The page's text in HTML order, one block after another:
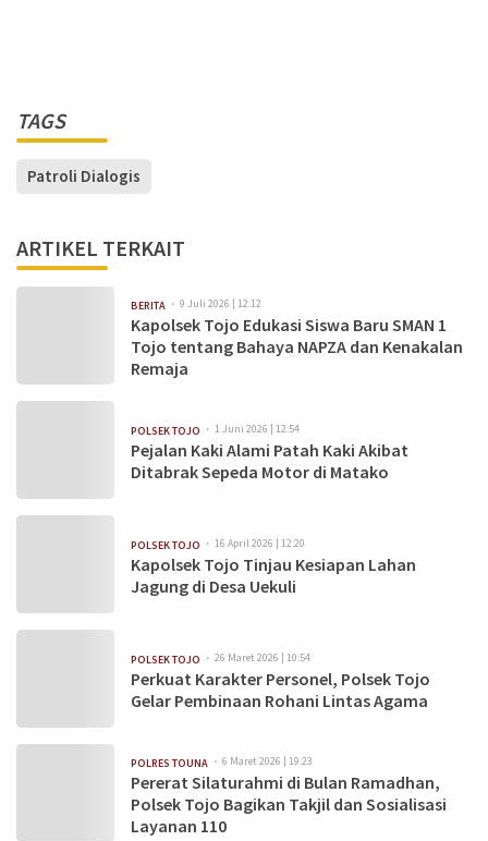
TAGS
Patroli Dialogis
ARTIKEL TERKAIT
BERITA 9 Juli 2026 | 12:12
Kapolsek Tojo Edukasi Siswa Baru SMAN 1
Tojo tentang Bahaya NAPZA dan Kenakalan
Remaja
POLSEK TOJO 1 Juni 2026 | 12:54
Pejalan Kaki Alami Patah Kaki Akibat
Ditabrak Sepeda Motor di Matako
POLSEK TOJO 16 April 2026 | 12:20
Kapolsek Tojo Tinjau Kesiapan Lahan
Jagung di Desa Uekuli
POLSEK TOJO 26 Maret 2026 | 10:54
Perkuat Karakter Personel, Polsek Tojo
Gelar Pembinaan Rohani Lintas Agama
POLRES TOUNA 6 Maret 2026 | 19:23
Pererat Silaturahmi di Bulan Ramadhan,
Polsek Tojo Bagikan Takjil dan Sosialisasi
Layanan 110